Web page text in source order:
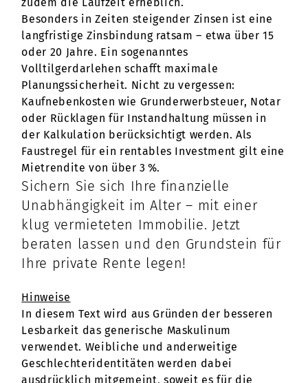
Besonders in Zeiten steigender Zinsen ist eine
langfristige Zinsbindung ratsam – etwa über 15
oder 20 Jahre. Ein sogenanntes
Volltilgerdarlehen schafft maximale
Planungssicherheit. Nicht zu vergessen:
Kaufnebenkosten wie Grunderwerbsteuer, Notar
oder Rücklagen für Instandhaltung müssen in
der Kalkulation berücksichtigt werden. Als
Faustregel für ein rentables Investment gilt eine
Mietrendite von über 3 %.
Sichern Sie sich Ihre finanzielle
Unabhängigkeit im Alter – mit einer
klug vermieteten Immobilie. Jetzt
beraten lassen und den Grundstein für
Ihre private Rente legen!
Hinweise
In diesem Text wird aus Gründen der besseren
Lesbarkeit das generische Maskulinum
verwendet. Weibliche und anderweitige
Geschlechteridentitäten werden dabei
ausdrücklich mitgemeint, soweit es für die